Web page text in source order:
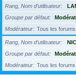
Rang, Nom d’utilisateur
Groupe par défaut
Modérateur
Tous les forums
Rang, Nom d’utilisateur
Groupe par défaut
Modérateur
Tous les forums